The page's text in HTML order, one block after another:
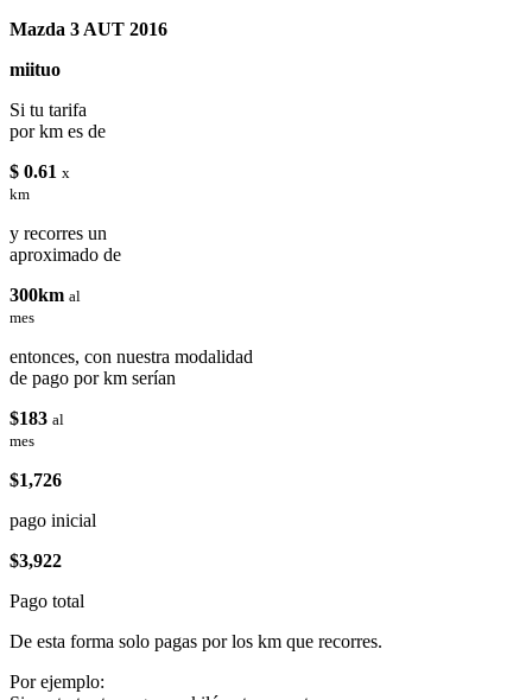
Mazda 3 AUT 2016
miituo
Si tu tarifa
por km es de
$ 0.61 x
km
y recorres un
aproximado de
300km al
mes
entonces, con nuestra modalidad
de pago por km serían
$183 al
mes
$1,726
pago inicial
$3,922
Pago total
De esta forma solo pagas por los km que recorres.
Por ejemplo: